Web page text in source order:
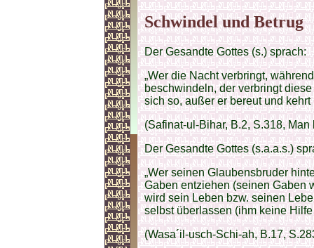
Schwindel und Betrug
Der Gesandte Gottes (s.) sprach:
„Wer die Nacht verbringt,
beschwindeln, der verbringt
sich so, außer er bereut und kehrt
(Safinat-ul-Bihar, B.2, S.318,
Der Gesandte Gottes (s.a.a.s.)
„Wer seinen Glaubensbruder
Gaben entziehen (seinen Gaben
wird sein Leben bzw. seinen
selbst überlassen (ihm keine Hilfe
(Wasa´il-usch-Schi-ah, B.17,